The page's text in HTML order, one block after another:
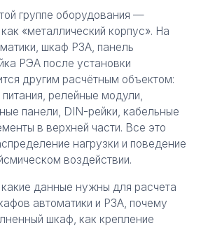
группе оборудования —
«металлический корпус». На
шкаф РЗА, панель
РЭА после установки
другим расчётным объектом:
релейные модули,
панели, DIN-рейки, кабельные
в верхней части. Все это
нагрузки и поведение
воздействии.
данные нужны для расчета
автоматики и РЗА, почему
шкаф, как крепление